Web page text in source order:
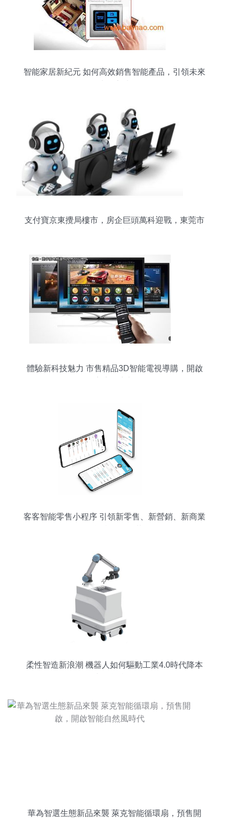
智能家居新紀元 如何高效銷售智能產品，引領未來
支付寶京東攪局樓市，房企巨頭萬科迎戰，東莞市
體驗新科技魅力 市售精品3D智能電視導購，開啟
客客智能零售小程序 引領新零售、新營銷、新商業
柔性智造新浪潮 機器人如何驅動工業4.0時代降本
華為智選生態新品來襲 萊克智能循環扇，預售開